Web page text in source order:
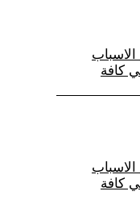
- فيروس كورونا (كوفيد-19) الاسباب
كافة
- فيروس كورونا (كوفيد-19) الاسباب
كافة